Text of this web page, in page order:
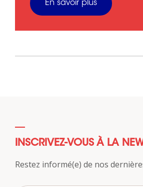
En savoir plus
INSCRIVEZ-VOUS À LA
Restez informé(e) de nos